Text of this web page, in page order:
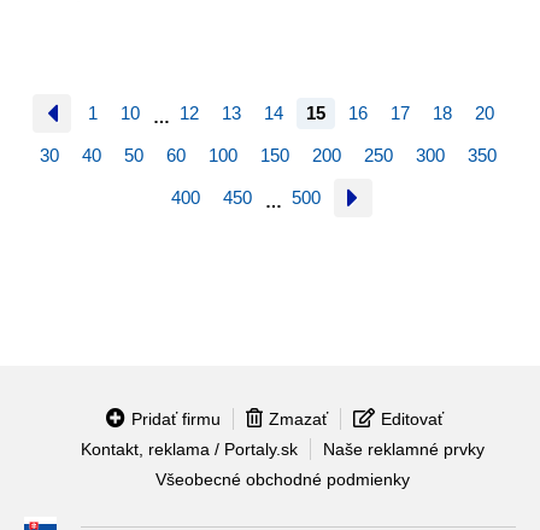
1 10 … 12 13 14 15 16 17 18 20
30 40 50 60 100 150 200 250 300 350
400 450 … 500
Pridať firmu Zmazať
Editovať
Kontakt, reklama / Portaly.sk
Naše reklamné prvky
Všeobecné obchodné podmienky